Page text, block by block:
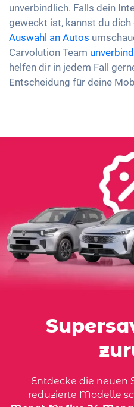
unverbindlich. Falls dein
geweckt ist, kannst du
Auswahl an Autos
Carvolution Team
helfen dir in jedem Fall
Entscheidung für deine
Entdecke die neuen
reduzierte Modelle